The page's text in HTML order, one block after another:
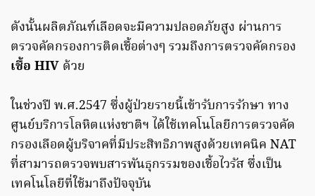
ดังนั้นผลิตภัณฑ์เลือดจะมีความปลอดภัยสูง ผ่านการ
ตรวจคัดกรองการติดเชื้อต่างๆ รวมถึงการตรวจคัดกรอง
เชื้อ HIV ด้วย
ในช่วงปี พ.ศ.2547 ซึ่งผู้ป่วยรายนี้เข้ารับการรักษา ทาง
ศูนย์บริการโลหิตแห่งชาติฯ ได้ใช้เทคโนโลยีการตรวจคัด
กรองเลือดผู้บริจาคที่มีประสิทธิภาพสูงด้วยเทคนิค NAT
ที่สามารถตรวจพบสารพันธุกรรมของเชื้อไวรัส ซึ่งเป็น
เทคโนโลยีที่ใช้มาถึงปัจจุบัน